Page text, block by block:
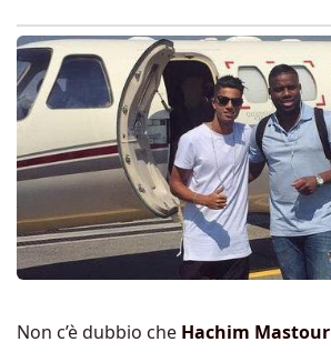
Non c’è dubbio che Hachim Mastour